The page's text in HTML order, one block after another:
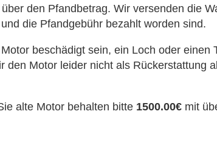
den Pfandbetrag. Wir versenden die
die Pfandgebühr bezahlt worden sind.
beschädigt sein, ein Loch oder einen
den Motor leider nicht als Rückerstattung
alte Motor behalten bitte 1500.00€ mit